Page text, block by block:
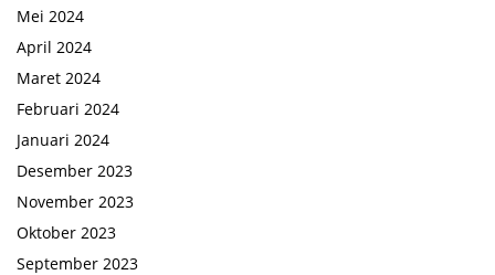
Mei 2024
April 2024
Maret 2024
Februari 2024
Januari 2024
Desember 2023
November 2023
Oktober 2023
September 2023